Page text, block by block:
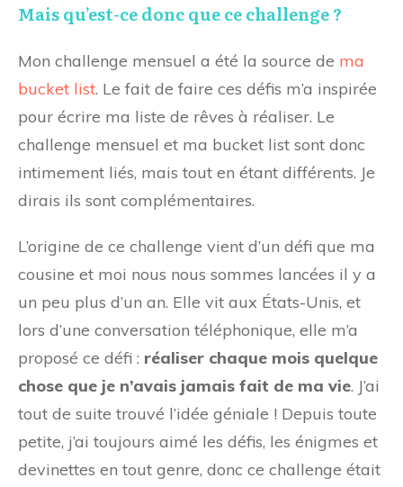
Mais qu’est-ce donc que ce challenge ?
Mon challenge mensuel a été la source de ma
bucket list. Le fait de faire ces défis m’a inspirée
pour écrire ma liste de rêves à réaliser. Le
challenge mensuel et ma bucket list sont donc
intimement liés, mais tout en étant différents. Je
dirais ils sont complémentaires.
L’origine de ce challenge vient d’un défi que ma
cousine et moi nous nous sommes lancées il y a
un peu plus d’un an. Elle vit aux États-Unis, et
lors d’une conversation téléphonique, elle m’a
proposé ce défi : réaliser chaque mois quelque
chose que je n’avais jamais fait de ma vie. J’ai
tout de suite trouvé l’idée géniale ! Depuis toute
petite, j’ai toujours aimé les défis, les énigmes et
devinettes en tout genre, donc ce challenge était